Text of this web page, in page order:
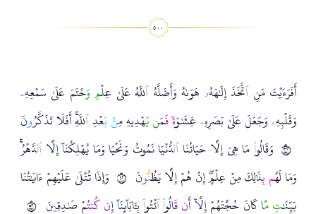
أَفَرَءَيۡتَ مَنِٱتَّخَذَ إِلَهَهُۥ هَوَىهُ وَأَضَلَّهُٱللَّهُ عَلَىٰ عِلۡمٖ وَخَتَمَ عَلَىٰ سَمۡعِهِۦ
وَقَلۡبِهِۦوَجَعَلَ عَلَىٰ بَصَرِهِۦغِشَوَةٗ فَمَن يَهۡدِيهِ مِنۢ بَعۡدِٱللَّهِۚ أَفَلَا تَذَكَّرُونَ
٢٣ وَقَالُواْ مَا هِيَ إِلَّا حَيَاتُنَاٱلدُّنۡيَا نَمُوتُ وَنَحۡيَا وَمَا يُهۡلِكُنَآإِلَّاٱلدَّهۡرُۚ
وَمَا لَهُم بِذَلِكَ مِنۡ عِلۡمٍۖ إِنۡ هُمۡ إِلَّا يَظُنُّونَ ٢٤ وَإِذَا تُتۡلَىٰ عَلَيۡهِمۡ ءَايَتُنَا
بَيِّنَتٖ مَّا كَانَ حُجَّتَهُمۡ إِلَّآأَن قَالُواْٱئۡتُواْ بِـَٔابَآئِنَآإِن كنتُمۡ صَدِقِينَ ٢٥